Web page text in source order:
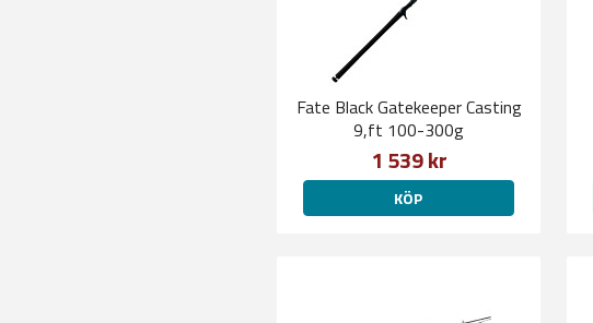
Fate Black Gatekeeper Casting
9,ft 100-300g
1 539 kr
KÖP